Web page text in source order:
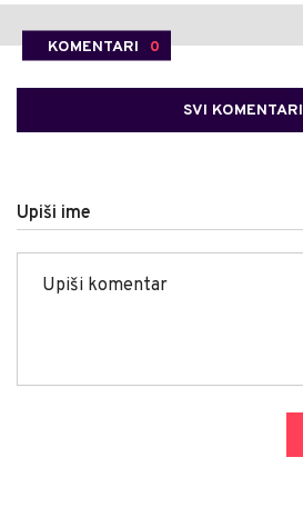
KOMENTARI 0
SVI KOMENTARI
Upiši ime